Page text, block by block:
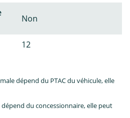
Non
12
dépend du PTAC du véhicule, elle
du concessionnaire, elle peut